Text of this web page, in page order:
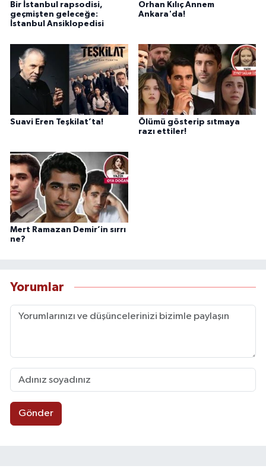
Bir İstanbul rapsodisi,
geçmişten geleceğe:
İstanbul Ansiklopedisi
Orhan Kılıç Annem
Ankara'da!
Suavi Eren Teşkilat’ta!
Ölümü gösterip sıtmaya
razı ettiler!
Mert Ramazan Demir’in sırrı
ne?
Yorumlar
Gönder